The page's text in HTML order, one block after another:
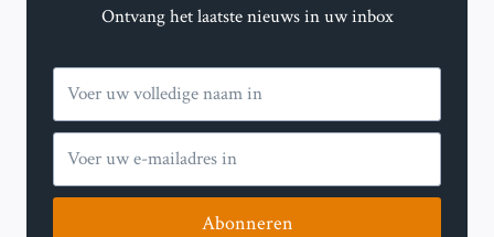
Ontvang het laatste nieuws in uw inbox
Abonneren